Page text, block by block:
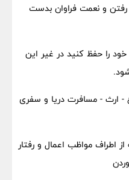
و نعمت فراوان بدست
را حفظ کنید در غیر این
ارث - مسافرت دریا و سفری
اطراف مواظب اعمال و رفتار